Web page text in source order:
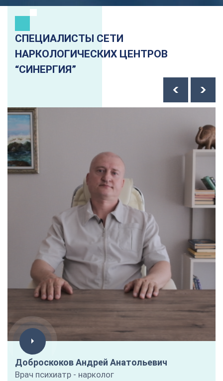
СПЕЦИАЛИСТЫ СЕТИ
НАРКОЛОГИЧЕСКИХ ЦЕНТРОВ
“СИНЕРГИЯ”
Доброскоков Андрей Анатольевич
Врач психиатр - нарколог